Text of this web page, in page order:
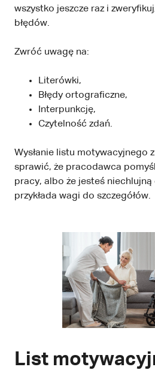
wszystko jeszcze raz i
błędów.
Zwróć uwagę na:
Literówki,
Błędy ortograficzne,
Interpunkcję,
Czytelność zdań.
Wysłanie listu motywacyjnego
sprawić, że pracodawca
pracy, albo że jesteś
przykłada wagi do szczegółów.
List